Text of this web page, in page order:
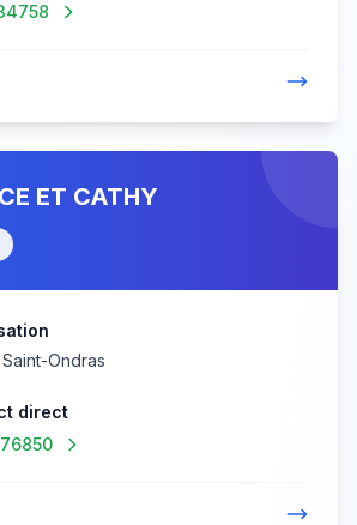
ET CATHY
Ondras
direct